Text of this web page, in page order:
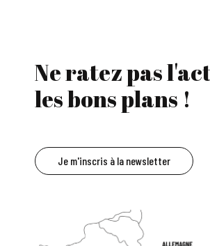
Ne ratez pas
les bons plans !
Je m'inscris à la newsletter